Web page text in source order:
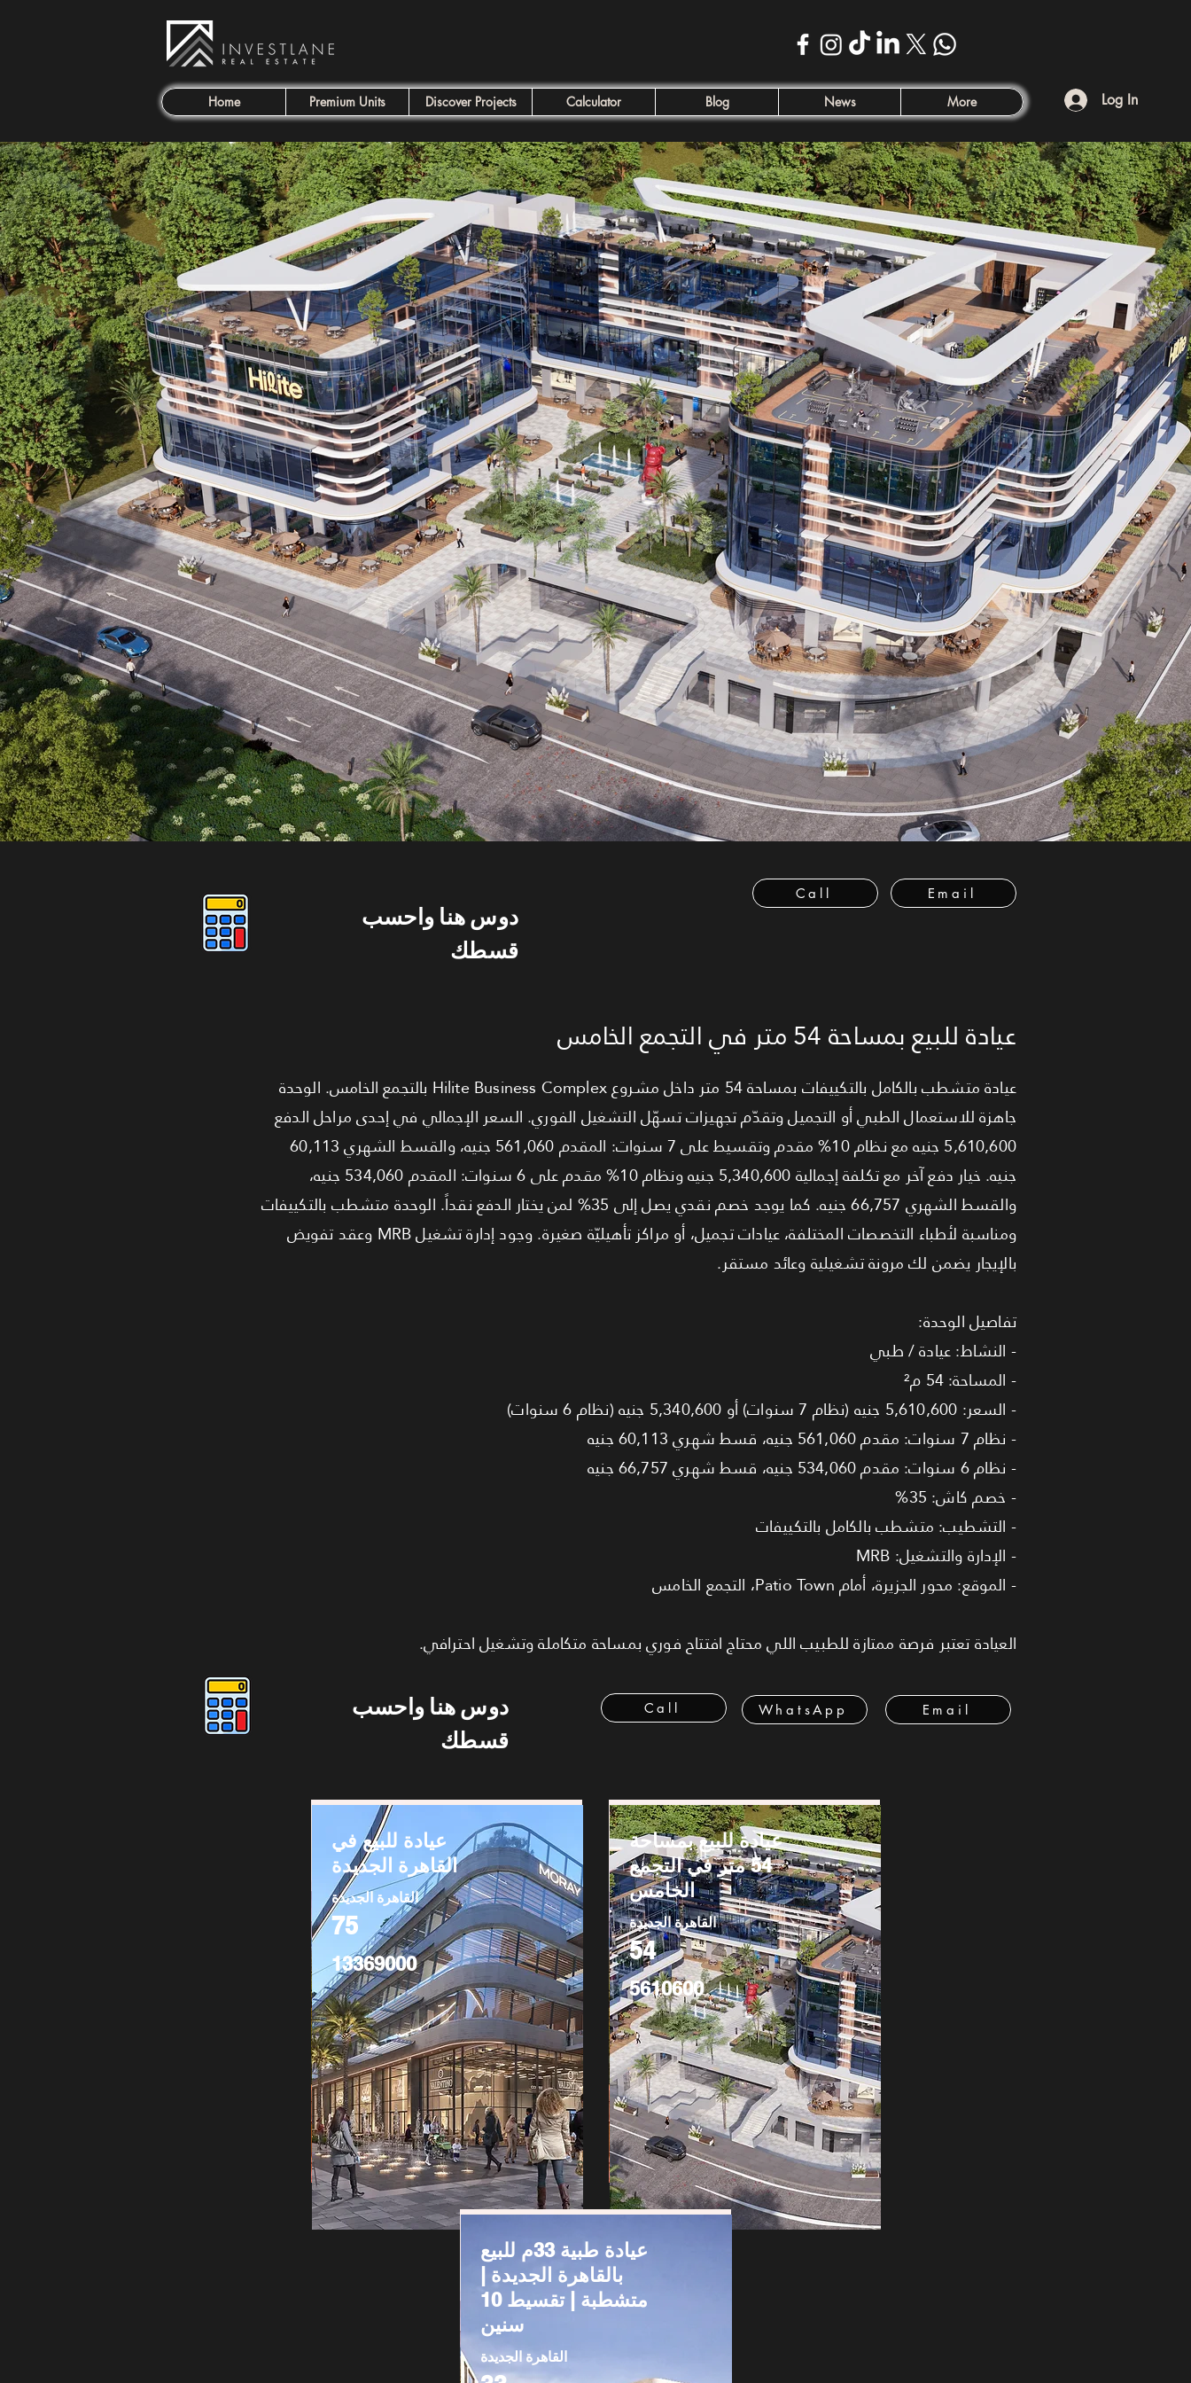
Home Premium Units Discover Projects Calculator Blog News More Log In
دوس هنا واحسب
قسطك
Call Email
عيادة للبيع بمساحة 54 متر في التجمع الخامس
عيادة متشطب بالكامل بالتكييفات بمساحة 54 متر داخل مشروع Hilite Business Complex بالتجمع الخامس. الوحدة
جاهزة للاستعمال الطبي أو التجميل وتقدّم تجهيزات تسهّل التشغيل الفوري. السعر الإجمالي في إحدى مراحل الدفع
5,610,600 جنيه مع نظام 10% مقدم وتقسيط على 7 سنوات: المقدم 561,060 جنيه، والقسط الشهري 60,113
جنيه. خيار دفع آخر مع تكلفة إجمالية 5,340,600 جنيه ونظام 10% مقدم على 6 سنوات: المقدم 534,060 جنيه،
والقسط الشهري 66,757 جنيه. كما يوجد خصم نقدي يصل إلى 35% لمن يختار الدفع نقداً. الوحدة متشطب بالتكييفات
ومناسبة لأطباء التخصصات المختلفة، عيادات تجميل، أو مراكز تأهيليّة صغيرة. وجود إدارة تشغيل MRB وعقد تفويض
بالإيجار يضمن لك مرونة تشغيلية وعائد مستقر.
تفاصيل الوحدة:
- النشاط: عيادة / طبي
- المساحة: 54 م²
- السعر: 5,610,600 جنيه (نظام 7 سنوات) أو 5,340,600 جنيه (نظام 6 سنوات)
- نظام 7 سنوات: مقدم 561,060 جنيه، قسط شهري 60,113 جنيه
- نظام 6 سنوات: مقدم 534,060 جنيه، قسط شهري 66,757 جنيه
- خصم كاش: 35%
- التشطيب: متشطب بالكامل بالتكييفات
- الإدارة والتشغيل: MRB
- الموقع: محور الجزيرة، أمام Patio Town، التجمع الخامس
العيادة تعتبر فرصة ممتازة للطبيب اللي محتاج افتتاح فوري بمساحة متكاملة وتشغيل احترافي.
دوس هنا واحسب
قسطك
Call WhatsApp Email
عيادة للبيع في
القاهرة الجديدة
القاهرة الجديدة
75
13369000
عيادة للبيع بمساحة
54 متر في التجمع
الخامس
القاهرة الجديدة
54
5610600
عيادة طبية 33م للبيع
بالقاهرة الجديدة |
متشطبة | تقسيط 10
سنين
القاهرة الجديدة